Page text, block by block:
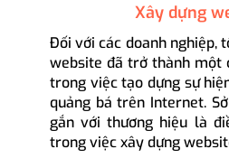
Xây dựng
Đối với các doanh nghiệp,
website đã trở thành một
trong việc tạo dựng sự
quảng bá trên Internet.
gắn với thương hiệu là
trong việc xây dựng